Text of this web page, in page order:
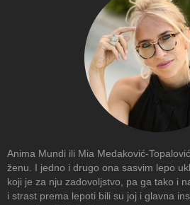
Anima Mundi ili Mia Medaković-
ženu. I jedno i drugo ona sasvim lepo
koji je za nju zadovoljstvo, pa ga tako i
i strast prema lepoti bili su joj i glavna